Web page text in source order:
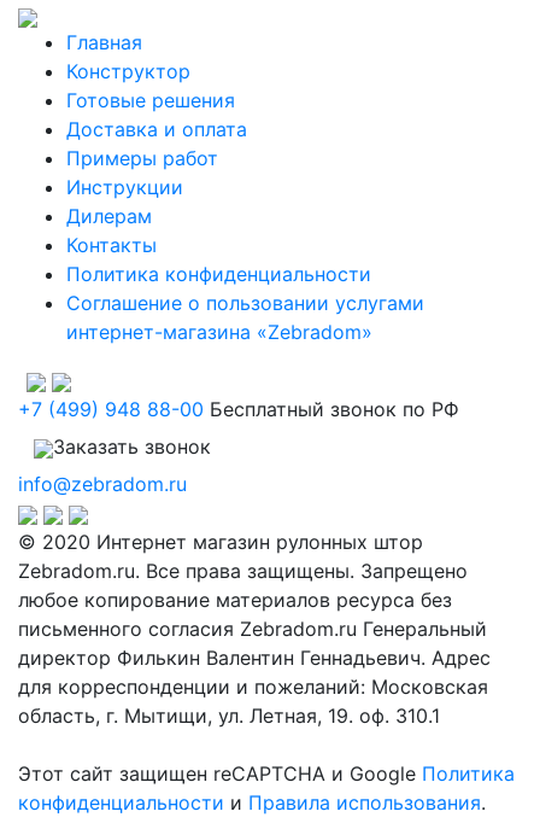
Главная
Конструктор
Готовые решения
Доставка и оплата
Примеры работ
Инструкции
Дилерам
Контакты
Политика конфиденциальности
Соглашение о пользовании услугами
интернет-магазина «Zebradom»
+7 (499) 948 88-00 Бесплатный звонок по РФ
Заказать звонок
info@zebradom.ru
© 2020 Интернет магазин рулонных штор
Zebradom.ru. Все права защищены. Запрещено
любое копирование материалов ресурса без
письменного согласия Zebradom.ru Генеральный
директор Филькин Валентин Геннадьевич. Адрес
для корреспонденции и пожеланий: Московская
область, г. Мытищи, ул. Летная, 19. оф. 310.1
Этот сайт защищен reCAPTCHA и Google Политика
конфиденциальности и Правила использования.